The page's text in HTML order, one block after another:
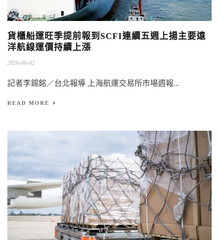
貨櫃船運旺季提前報到SCFI連續五週上揚主要遠
洋航線運價持續上漲
2026-06-02
記者李錫銘／台北報導 上海航運交易所市場週報...
READ MORE